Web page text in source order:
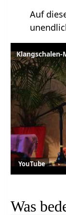
Auf
YouTube
Was